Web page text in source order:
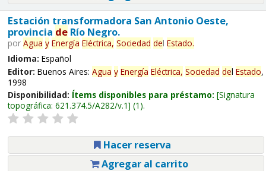
Estación transformadora San Antonio Oeste,
provincia deRío Negro.
por Agua y Energía Eléctrica, Sociedad del Estado.
Idioma: Español
Editor: Buenos Aires: Agua y Energía Eléctrica, Sociedad del Estado,
1998
Disponibilidad: Ítems disponibles para préstamo: Signatura
topográfica: 621.374.5/A282/v.1 (1).
Hacer reserva
Agregar al carrito